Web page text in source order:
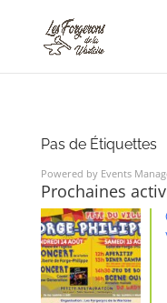
Pas de Étiquettes
Powered by Events
Prochaines